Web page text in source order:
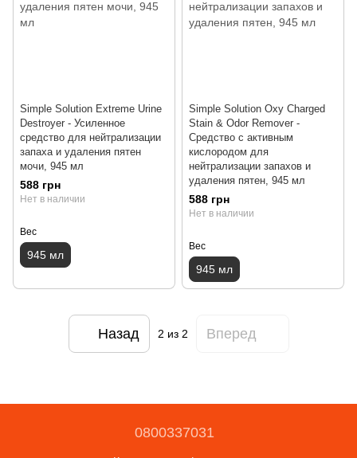
Simple Solution Extreme Urine
Destroyer - Усиленное
средство для нейтрализации
запаха и удаления пятен
мочи, 945 мл
588 грн
Нет в наличии
Вес
945 мл
Simple Solution Oxy Charged
Stain & Odor Remover -
Средство с активным
кислородом для
нейтрализации запахов и
удаления пятен, 945 мл
588 грн
Нет в наличии
Вес
945 мл
Назад 2 из 2 Вперед
0800337031